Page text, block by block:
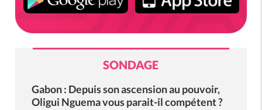
SONDAGE
Gabon : Depuis son ascension au pouvoir,
Oligui Nguema vous parait-il compétent ?